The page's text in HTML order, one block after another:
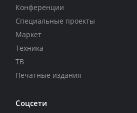
Конференции
Специальные проекты
Маркет
Техника
ТВ
Печатные издания
Соцсети